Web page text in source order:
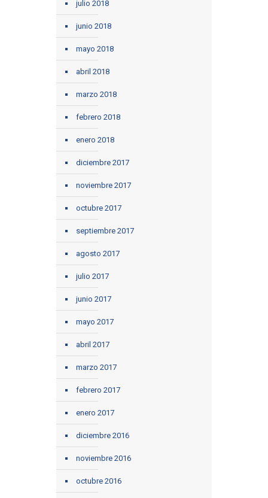
julio 2018
junio 2018
mayo 2018
abril 2018
marzo 2018
febrero 2018
enero 2018
diciembre 2017
noviembre 2017
octubre 2017
septiembre 2017
agosto 2017
julio 2017
junio 2017
mayo 2017
abril 2017
marzo 2017
febrero 2017
enero 2017
diciembre 2016
noviembre 2016
octubre 2016